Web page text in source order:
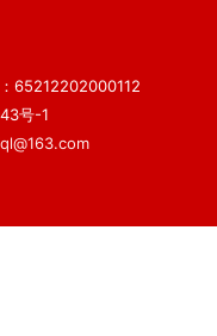
65212202000112
号-1